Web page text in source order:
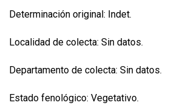
Determinación original: Indet.
Localidad de colecta: Sin datos.
Departamento de colecta: Sin datos.
Estado fenológico: Vegetativo.